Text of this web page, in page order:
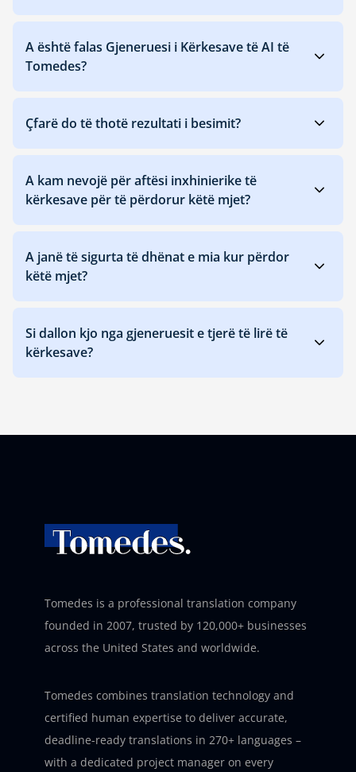
A është falas Gjeneruesi i Kërkesave të AI të
Tomedes?
Çfarë do të thotë rezultati i besimit?
A kam nevojë për aftësi inxhinierike të
kërkesave për të përdorur këtë mjet?
A janë të sigurta të dhënat e mia kur përdor
këtë mjet?
Si dallon kjo nga gjeneruesit e tjerë të lirë të
kërkesave?
Tomedes is a professional translation company
founded in 2007, trusted by 120,000+ businesses
across the United States and worldwide.
Tomedes combines translation technology and
certified human expertise to deliver accurate,
deadline-ready translations in 270+ languages –
with a dedicated project manager on every